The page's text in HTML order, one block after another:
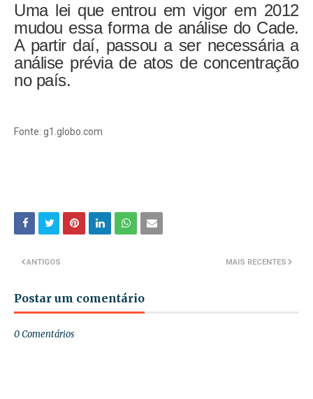
Uma lei que entrou em vigor em 2012
mudou essa forma de análise do Cade.
A partir daí, passou a ser necessária a
análise prévia de atos de concentração
no país.
Fonte: g1.globo.com
MAIS RECENTES
ANTIGOS
Postar um comentário
0 Comentários